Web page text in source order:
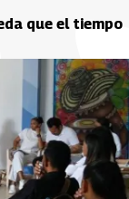
que el tiempo